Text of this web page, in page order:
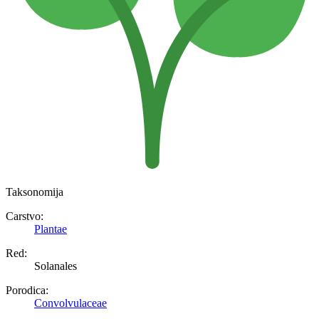
Taksonomija
Carstvo:
Plantae
Red:
Solanales
Porodica:
Convolvulaceae